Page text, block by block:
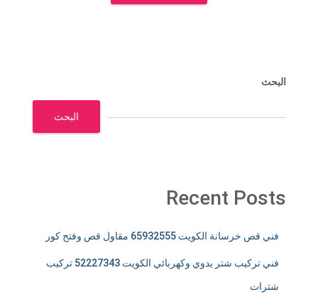
البحث
البحث
Recent Posts
فني قص خرسانة الكويت 65932555 مقاول قص وفتح كور
فني تركيب شتر يدوي وكهربائي الكويت 52227343 تركيب
شترات